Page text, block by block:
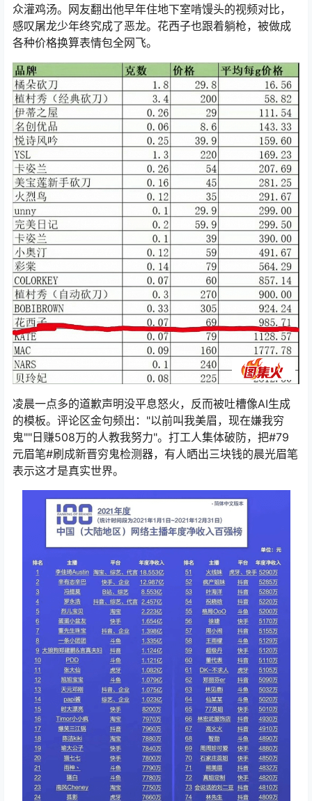
众灌鸡汤。网友翻出他早年住地下室啃馒头的视频对比，
感叹屠龙少年终究成了恶龙。花西子也跟着躺枪，被做成
各种价格换算表情包全网飞。
凌晨一点多的道歉声明没平息怒火，反而被吐槽像AI生成
的模板。评论区金句频出："以前叫我美眉，现在嫌我穷
鬼""日赚508万的人教我努力"。打工人集体破防，把#79
元眉笔#刷成新晋穷鬼检测器，有人晒出三块钱的晨光眉笔
表示这才是真实世界。